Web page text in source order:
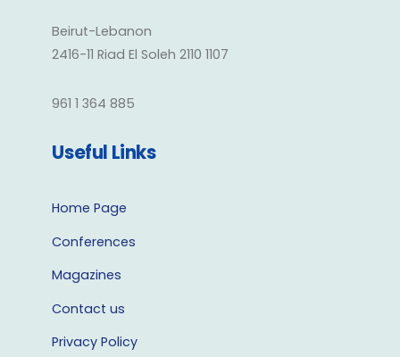
Beirut-Lebanon
2416-11 Riad El Soleh 2110 1107
961 1 364 885
Useful Links
Home Page
Conferences
Magazines
Contact us
Privacy Policy